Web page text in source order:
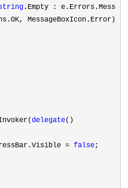
.Empty : e.Errors.Mess
MessageBoxIcon.Error)
delegate()
= false;